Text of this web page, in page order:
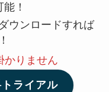
！
ウンロードすれば
かりません
ライアル